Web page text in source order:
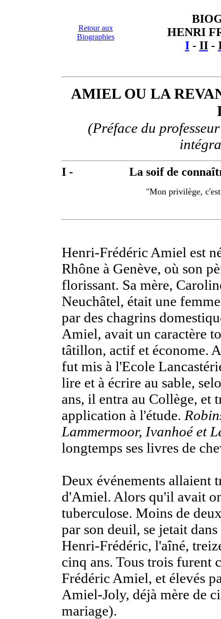
Retour aux
Biographies
HENRI
I - II-
AMIEL OU LA
(Préface du
I - La soif de
"Mon privilège,
Henri-Frédéric Amiel est
Rhône à Genève, où son
florissant. Sa mère,
Neuchâtel, était une
par des chagrins
Amiel, avait un caractère
tâtillon, actif et économe.
fut mis à l'Ecole
lire et à écrire au sable,
ans, il entra au Collège, et
application à l'étude.
Lammermoor, Ivanhoé et
longtemps ses livres de
Deux événements allaient
d'Amiel. Alors qu'il avait
tuberculose. Moins de
par son deuil, se jetait
Henri-Frédéric, l'aîné,
cinq ans. Tous trois furent
Frédéric Amiel, et élevés
Amiel-Joly, déjà mère de
mariage).